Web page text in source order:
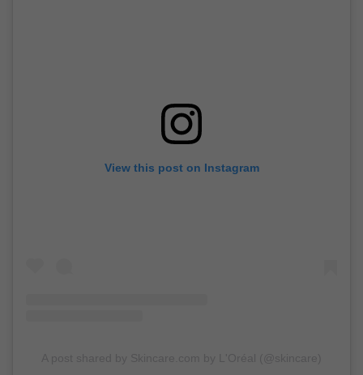
View this post on Instagram